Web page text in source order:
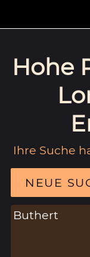
Hohe
Ihre Suche
NEUE
Buthert